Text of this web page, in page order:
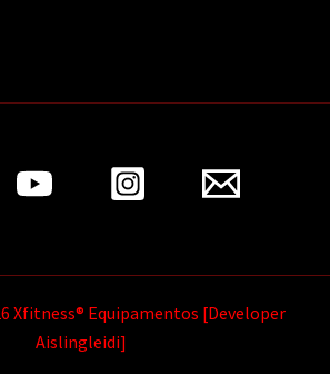
Xfitness® Equipamentos [Developer
Aislingleidi]